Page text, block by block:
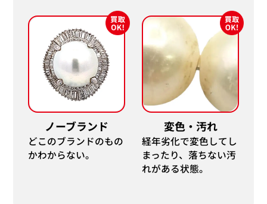
Pt･Pm900 タンザナイト・ダイヤモンド
ネックレス/ペンダントトップ 6.23 ct
D0.63 ct
参考買取価格
ASK
2023年9月10日時点
K18WG タンザ
ックレス/ペン
参考買取価格
ASK
2025年8月10日
ノーブランド
どこのブランドのもの
かわからない。
変色・汚れ
経年劣化で変色してし
まったり、落ちない汚
れがある状態。